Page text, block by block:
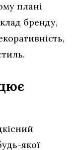
плані
бренду,
якої